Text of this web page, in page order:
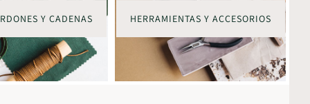
Y CADENAS HERRAMIENTAS Y ACCESORIOS